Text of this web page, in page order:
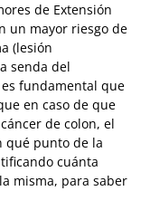
de Extensión
un mayor riesgo de
(lesión
senda del
fundamental que
en caso de que
de colon, el
qué punto de la
cuánta
misma, para saber